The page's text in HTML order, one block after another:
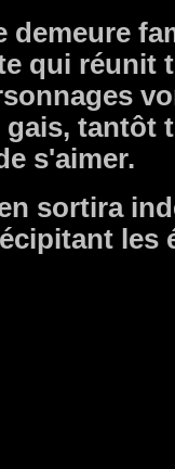
qui réunit
tantôt
s'aimer.
sortira
les